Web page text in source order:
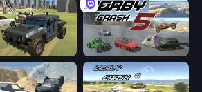
Derby Crash 5